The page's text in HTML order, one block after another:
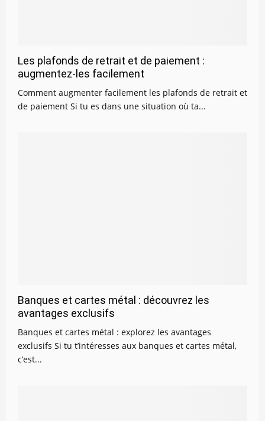
Les plafonds de retrait et de paiement :
augmentez-les facilement
Comment augmenter facilement les plafonds de retrait et
de paiement Si tu es dans une situation où ta...
Banques et cartes métal : découvrez les
avantages exclusifs
Banques et cartes métal : explorez les avantages
exclusifs Si tu t’intéresses aux banques et cartes métal,
c’est...